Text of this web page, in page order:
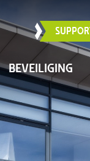
BEVEILIGING